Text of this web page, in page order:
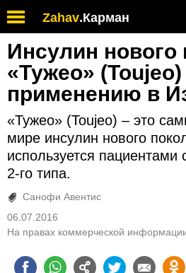
Zahav.Карман
Инсулин нового
«Тужео»
применению в
«Тужео» (Toujeo) – это
мире инсулин нового
используется пациентами
2-го типа.
Санофи Авентис
06.07.2016
На правах коммерческой